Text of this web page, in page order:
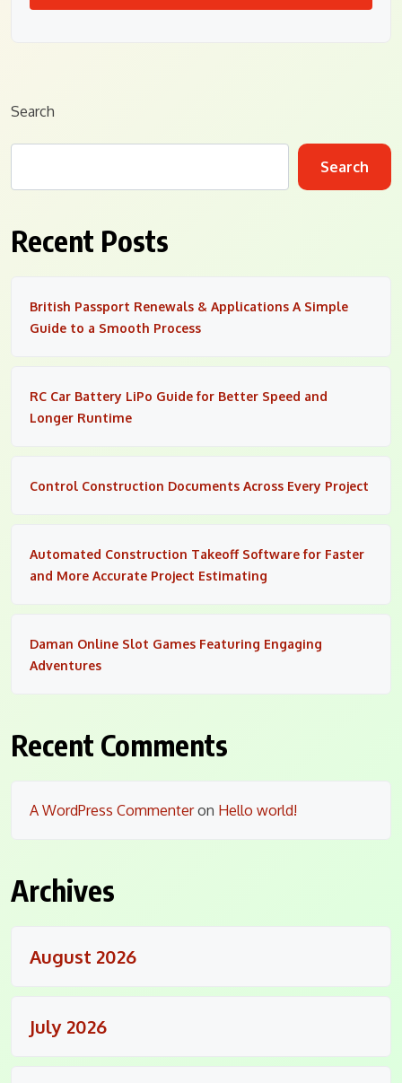
Search
Search
Recent Posts
British Passport Renewals & Applications A Simple
Guide to a Smooth Process
RC Car Battery LiPo Guide for Better Speed and
Longer Runtime
Control Construction Documents Across Every Project
Automated Construction Takeoff Software for Faster
and More Accurate Project Estimating
Daman Online Slot Games Featuring Engaging
Adventures
Recent Comments
A WordPress Commenteron Hello world!
Archives
August 2026
July 2026